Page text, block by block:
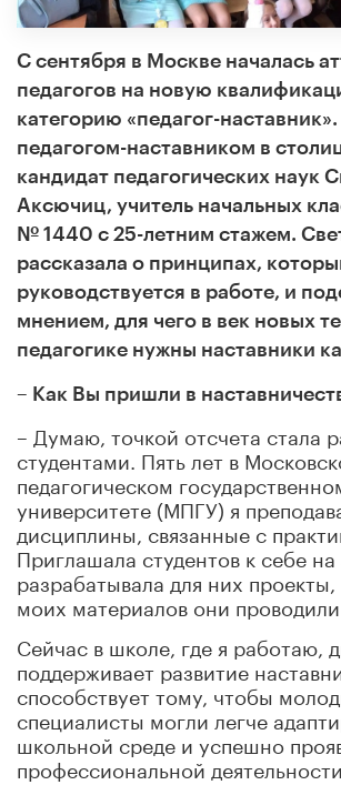
С сентября в Москве началась
педагогов на новую
категорию «педагог-
педагогом-наставником в
кандидат педагогических наук
Аксючиц, учитель начальных
№ 1440 с 25-летним стажем.
рассказала о принципах,
руководствуется в работе, и
мнением, для чего в век новых
педагогике нужны наставники
– Как Вы пришли в
– Думаю, точкой отсчета стала
студентами. Пять лет в
педагогическом
университете (МПГУ) я
дисциплины, связанные с
Приглашала студентов к себе на
разрабатывала для них
моих материалов они проводили
Сейчас в школе, где я работаю,
поддерживает развитие
способствует тому, чтобы
специалисты могли легче
школьной среде и успешно
профессиональной